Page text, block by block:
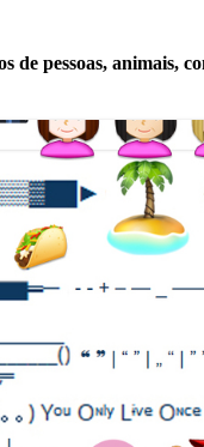
de pessoas, animais,